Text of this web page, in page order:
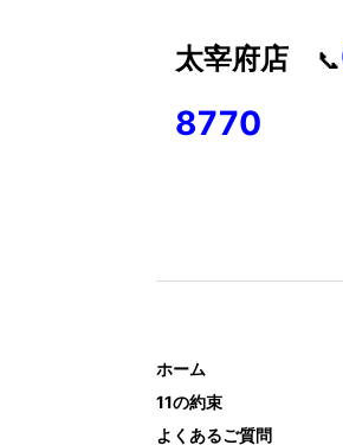
太宰府店 📞
8770
定休日
太宰府市
ホーム
11の約束
よくあるご質問